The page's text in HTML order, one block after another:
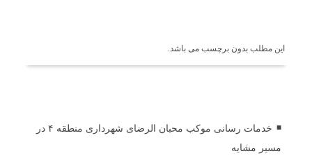
این مطلب بدون برچسب می باشد.
خدمات رسانی موکب محبان الرضای شهرداری منطقه ۴ در
مسیر مشایه